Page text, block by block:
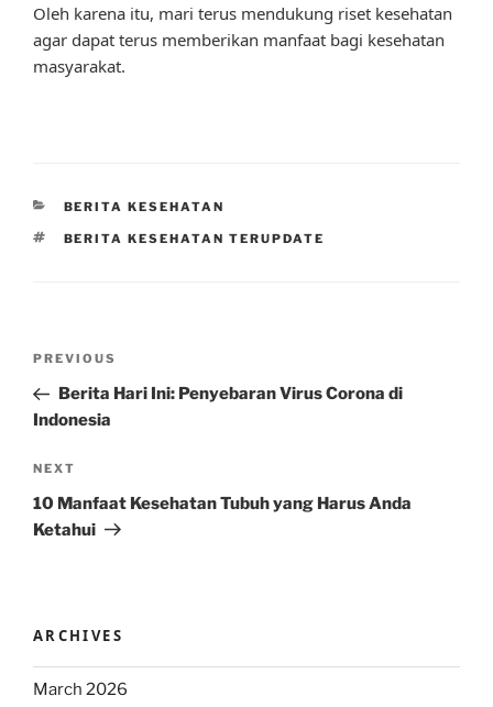
Oleh karena itu, mari terus mendukung riset kesehatan
agar dapat terus memberikan manfaat bagi kesehatan
masyarakat.
CATEGORIES
BERITA KESEHATAN
TAGS
BERITA KESEHATAN TERUPDATE
Previous
Post
PREVIOUS
Berita Hari Ini: Penyebaran Virus Corona di
Indonesia
Next
Post
NEXT
10 Manfaat Kesehatan Tubuh yang Harus Anda
Ketahui
ARCHIVES
March 2026